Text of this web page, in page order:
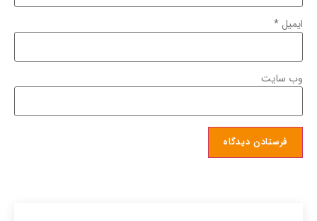
ایمیل*
وب‌ سایت